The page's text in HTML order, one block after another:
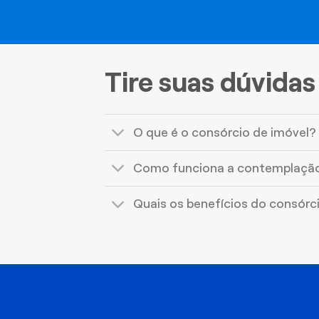
Tire suas dúvidas
O que é o consórcio de imóvel?
Como funciona a
Quais os benefícios do